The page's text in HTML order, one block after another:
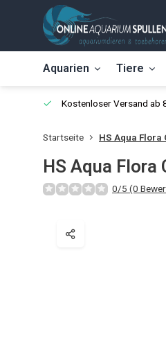
Aquarien Tiere
Kostenloser Versand ab
Startseite HS Aqua Flora
HS Aqua Flora
0/5 (0